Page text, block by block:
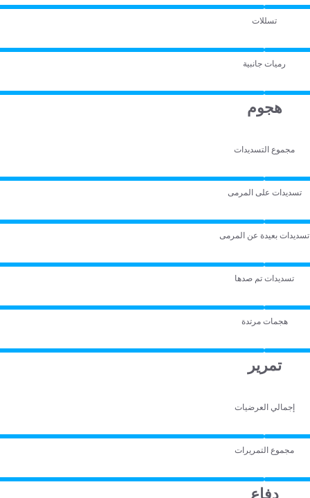
تسللات
رميات جانبية
هجوم
مجموع التسديدات
تسديدات على المرمى
تسديدات بعيدة عن المرمى
تسديدات تم صدها
هجمات مرتدة
تمرير
إجمالي العرضيات
مجموع التمريرات
دفاع